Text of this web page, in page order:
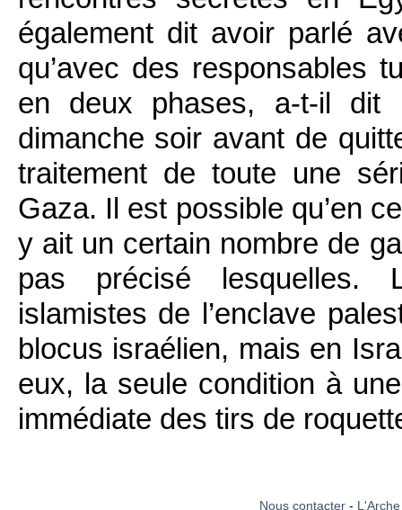
également dit avoir parlé
qu’avec des responsables
en deux phases, a-t-il dit
dimanche soir avant de
traitement de toute une
Gaza. Il est possible qu’en
y ait un certain nombre de
pas précisé lesquelles.
islamistes de l’enclave
blocus israélien, mais en
eux, la seule condition à
immédiate des tirs de
Nous contacter-